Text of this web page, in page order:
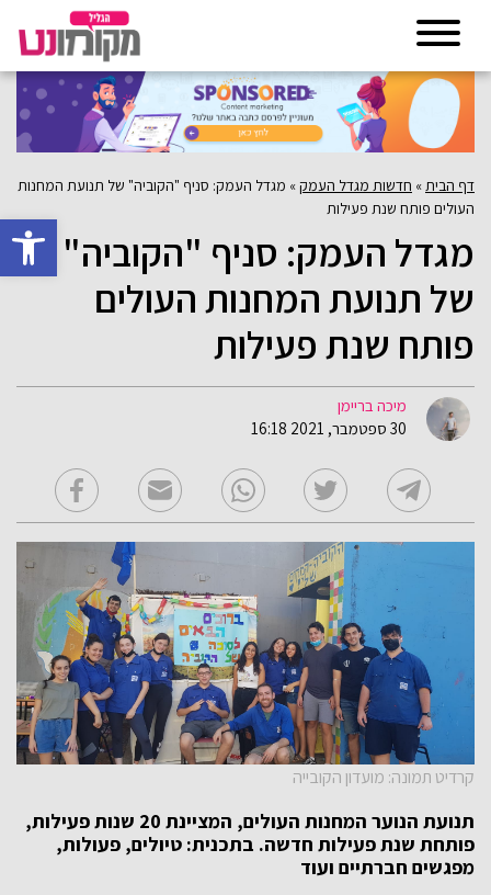
פתח
דף הבית » חדשות מגדל העמק» מגדל העמק: סניף "הקוביה" של תנועת המחנות
העולים פותח שנת פעילות
מגדל העמק: סניף "הקוביה"
של תנועת המחנות העולים
פותח שנת פעילות
מיכה בריימן
30 ספטמבר, 2021 16:18
קרדיט תמונה: מועדון הקובייה
תנועת הנוער המחנות העולים, המציינת 20 שנות פעילות,
פותחת שנת פעילות חדשה. בתכנית: טיולים, פעולות,
מפגשים חברתיים ועוד